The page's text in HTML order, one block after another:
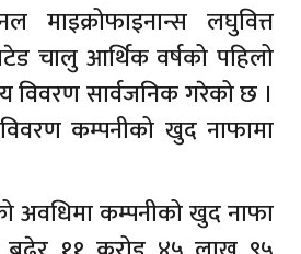
माइक्रोफाइनान्स लघुवित्त
चालु आर्थिक वर्षको पहिलो
विवरण सार्वजनिक गरेको छ ।
कम्पनीको खुद नाफामा
अवधिमा कम्पनीको खुद नाफा